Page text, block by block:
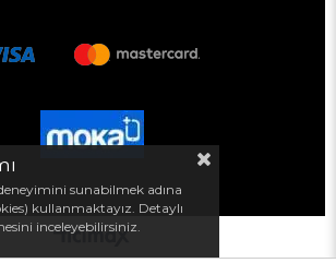
sunabilmek adına
kullanmaktayız. Detaylı
inceleyebilirsiniz.